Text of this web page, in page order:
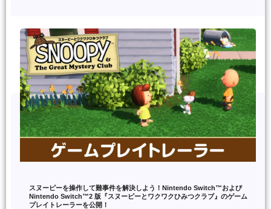
スヌーピーを操作して難事件を解決しよう！Nintendo Switch™および
Nintendo Switch™2 版『スヌーピーとワクワクひみつクラブ』のゲーム
プレイトレーラーを公開！